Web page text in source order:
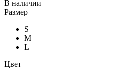
В наличии
Размер
S
M
L
Цвет